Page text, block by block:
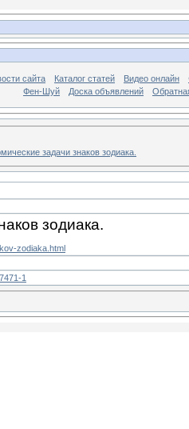
сайта Каталог статей Видео онлайн
Фен-Шуй
Доска объявлений
задачи знаков зодиака.
зодиака.
zodiaka.html
1